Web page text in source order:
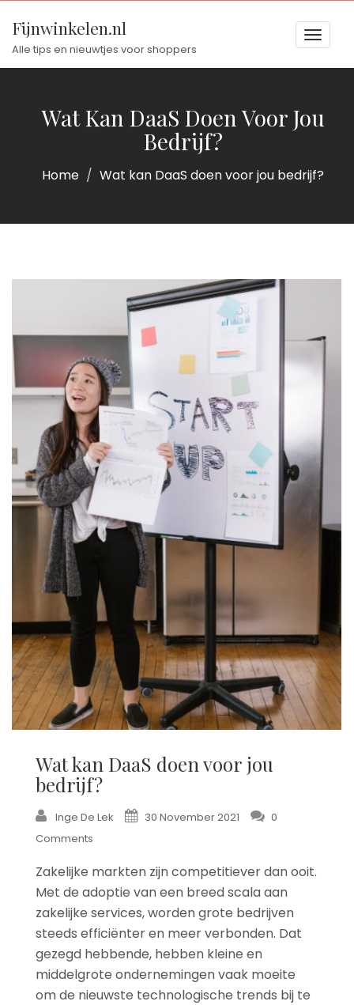
Fijnwinkelen.nl
Alle tips en nieuwtjes voor shoppers
Toggle
Wat Kan DaaS Doen Voor Jou
Bedrijf?
Home Wat kan DaaS doen voor jou bedrijf?
Wat kan DaaS doen voor jou
bedrijf?
Inge De Lek 30 November 2021
0
Comments
Zakelijke markten zijn competitiever dan ooit.
Met de adoptie van een breed scala aan
zakelijke services, worden grote bedrijven
steeds efficiënter en meer verbonden. Dat
gezegd hebbende, hebben kleine en
middelgrote ondernemingen vaak moeite
om de nieuwste technologische trends bij te